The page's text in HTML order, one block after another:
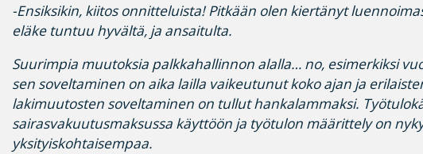
-Ensiksikin, kiitos onnitteluista! Pitkään olen kiertänyt
eläke tuntuu hyvältä, ja ansaitulta.
Suurimpia muutoksia palkkahallinnon alalla… no, esimerkiksi
sen soveltaminen on aika lailla vaikeutunut koko ajan ja
lakimuutosten soveltaminen on tullut hankalammaksi.
sairasvakuutusmaksussa käyttöön ja työtulon määrittely on
yksityiskohtaisempaa.